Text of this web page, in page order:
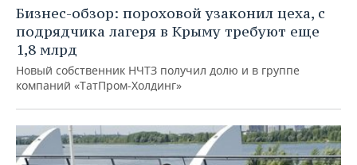
Бизнес-обзор: пороховой узаконил цеха, с
подрядчика лагеря в Крыму требуют еще
1,8 млрд
Новый собственник НЧТЗ получил долю и в группе
компаний «ТатПром-Холдинг»